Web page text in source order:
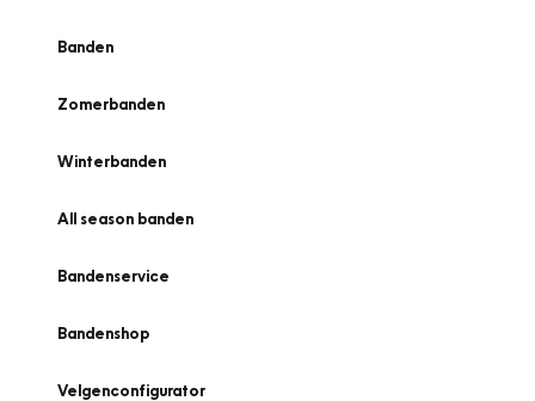
Banden
Zomerbanden
Winterbanden
All season banden
Bandenservice
Bandenshop
Velgenconfigurator